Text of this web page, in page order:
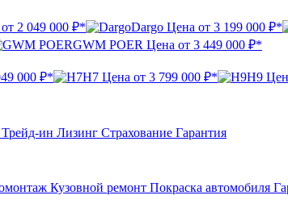
2 049 000 ₽* Dargo Цена от 3 199 000 ₽*
GWM POER Цена от 3 449 000 ₽*
000 ₽* H7 Цена от 3 799 000 ₽* H9
Трейд-ин Лизинг Страхование Гарантия
Кузовной ремонт Покраска автомобиля